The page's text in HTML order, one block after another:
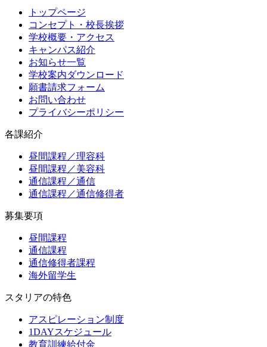
トップページ
コンセプト・校長挨拶
学校概要・アクセス
キャンパス紹介
お知らせ一覧
学校案内ダウンロード
願書請求フォーム
お問い合わせ
プライバシーポリシー
各課紹介
昼間課程／理容科
昼間課程／美容科
通信課程／通信
通信課程／通信修得者
募集要項
昼間課程
通信課程
通信修得者課程
海外留学生
スタリアの特色
アスピレーション制度
1DAYスケジュール
教育訓練給付金